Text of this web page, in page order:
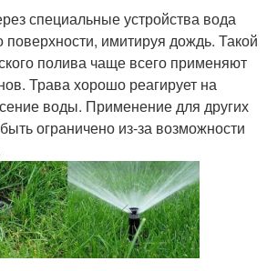
специальные устройства вода
поверхности, имитируя дождь. Такой
полива чаще всего применяют
Трава хорошо реагирует на
воды. Применение для других
ограничено из-за возможности